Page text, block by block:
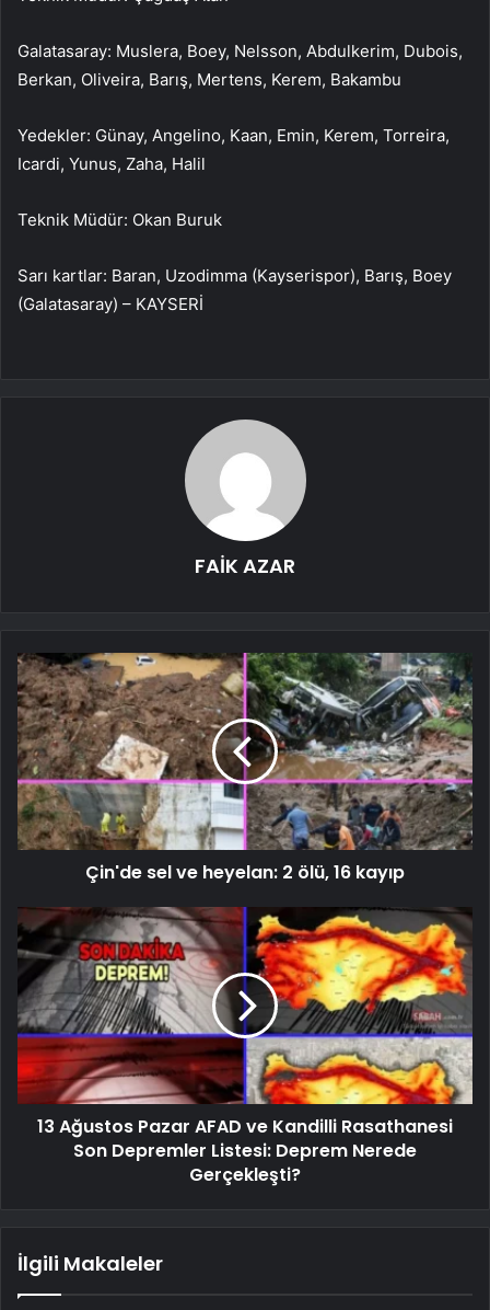
Galatasaray: Muslera, Boey, Nelsson, Abdulkerim, Dubois,
Berkan, Oliveira, Barış, Mertens, Kerem, Bakambu
Yedekler: Günay, Angelino, Kaan, Emin, Kerem, Torreira,
Icardi, Yunus, Zaha, Halil
Teknik Müdür: Okan Buruk
Sarı kartlar: Baran, Uzodimma (Kayserispor), Barış, Boey
(Galatasaray) – KAYSERİ
FAİK AZAR
Çin'de sel ve heyelan: 2 ölü, 16 kayıp
13 Ağustos Pazar AFAD ve Kandilli Rasathanesi
Son Depremler Listesi: Deprem Nerede
Gerçekleşti?
İlgili Makaleler